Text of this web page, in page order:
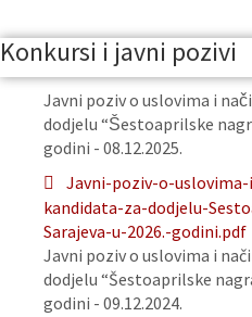
Konkursi i javni pozivi
Javni poziv o uslovima i
dodjelu “Šestoaprilske
godini - 08.12.2025.
Javni-poziv-o-
kandidata-za-dodjelu-
Sarajeva-u-2026.-godini.pdf
Javni poziv o uslovima i
dodjelu “Šestoaprilske
godini - 09.12.2024.